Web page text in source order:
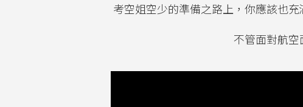
考空姐空少的準備之路上，你應該也
不管面對航空